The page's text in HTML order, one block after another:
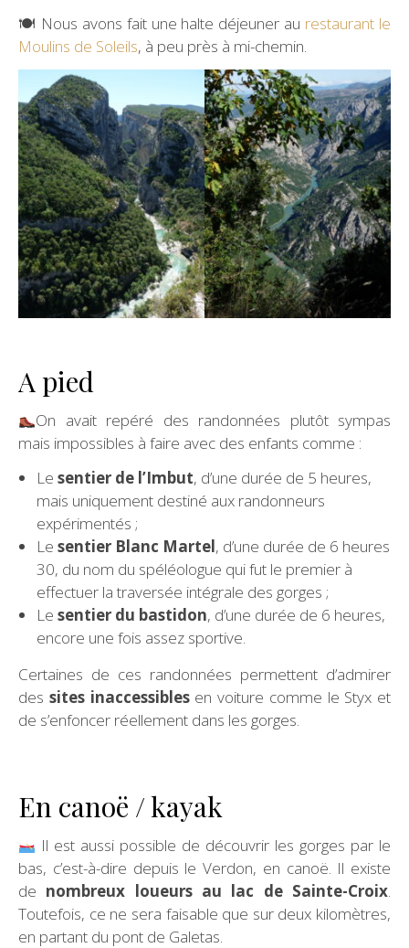
🍽 Nous avons fait une halte déjeuner au restaurant le
Moulins de Soleils, à peu près à mi-chemin.
A pied
On avait repéré des randonnées plutôt sympas
mais impossibles à faire avec des enfants comme :
Le sentier de l’Imbut, d’une durée de 5 heures,
mais uniquement destiné aux randonneurs
expérimentés ;
Le sentier Blanc Martel, d’une durée de 6 heures
30, du nom du spéléologue qui fut le premier à
effectuer la traversée intégrale des gorges ;
Le sentier du bastidon, d’une durée de 6 heures,
encore une fois assez sportive.
Certaines de ces randonnées permettent d’admirer
des sites inaccessiblesen voiture comme le Styx et
de s’enfoncer réellement dans les gorges.
En canoë / kayak
Il est aussi possible de découvrir les gorges par le
bas, c’est-à-dire depuis le Verdon, en canoë. Il existe
de nombreux loueurs au lac de Sainte-Croix.
Toutefois, ce ne sera faisable que sur deux kilomètres,
en partant du pont de Galetas.